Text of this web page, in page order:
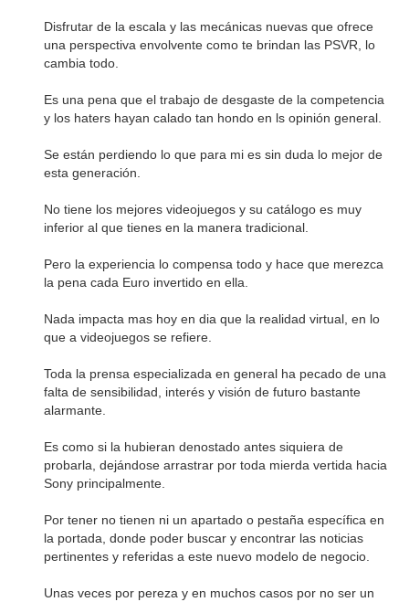
Disfrutar de la escala y las mecánicas nuevas que ofrece
una perspectiva envolvente como te brindan las PSVR, lo
cambia todo.
Es una pena que el trabajo de desgaste de la competencia
y los haters hayan calado tan hondo en ls opinión general.
Se están perdiendo lo que para mi es sin duda lo mejor de
esta generación.
No tiene los mejores videojuegos y su catálogo es muy
inferior al que tienes en la manera tradicional.
Pero la experiencia lo compensa todo y hace que merezca
la pena cada Euro invertido en ella.
Nada impacta mas hoy en dia que la realidad virtual, en lo
que a videojuegos se refiere.
Toda la prensa especializada en general ha pecado de una
falta de sensibilidad, interés y visión de futuro bastante
alarmante.
Es como si la hubieran denostado antes siquiera de
probarla, dejándose arrastrar por toda mierda vertida hacia
Sony principalmente.
Por tener no tienen ni un apartado o pestaña específica en
la portada, donde poder buscar y encontrar las noticias
pertinentes y referidas a este nuevo modelo de negocio.
Unas veces por pereza y en muchos casos por no ser un